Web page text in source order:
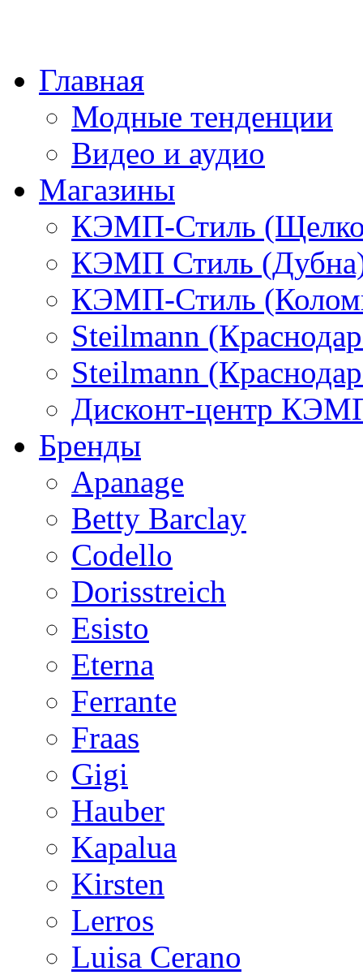
Главная
Модные тенденции
Видео и аудио
Магазины
КЭМП-Стиль
КЭМП Стиль
КЭМП-Стиль
Steilmann
Steilmann
Дисконт-центр
Бренды
Apanage
Betty Barclay
Codello
Dorisstreich
Esisto
Eterna
Ferrante
Fraas
Gigi
Hauber
Kapalua
Kirsten
Lerros
Luisa Cerano